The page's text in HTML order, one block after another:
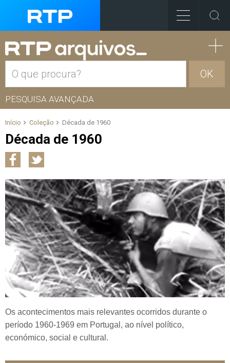
OK
PESQUISA AVANÇADA
Início Coleção Década de 1960
Década de 1960
Os acontecimentos mais relevantes ocorridos durante o
período 1960-1969 em Portugal, ao nível político,
económico, social e cultural.